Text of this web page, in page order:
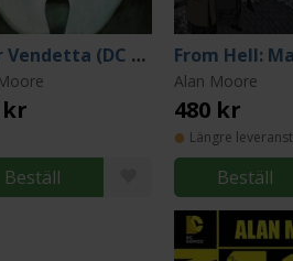
V For Vendetta (DC Compact Comics Edition)
kr
Beställ
Alan Moore
480 kr
Längre
Beställ